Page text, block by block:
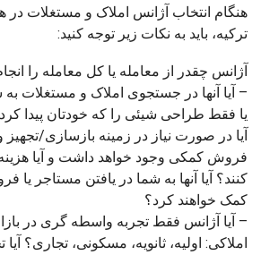
هنگام انتخاب آژانس املاک و مستغلات در
ترکیه، باید به نکات زیر توجه کنید:
آژانس چقدر از معامله یا کل معامله را
– آیا آنها در جستجوی املاک و مستغلات
یا فقط طراحی شیئی را که خودتان پیدا
آیا در صورت نیاز در زمینه بازسازی/
فروش کمکی وجود خواهد داشت و آیا
کنند؟ آیا آنها به شما در یافتن مستاجر یا
کمک خواهند کرد؟
– آیا آژانس فقط تجربه واسطه گری در
املاکی: اولیه، ثانویه، مسکونی، تجاری؟